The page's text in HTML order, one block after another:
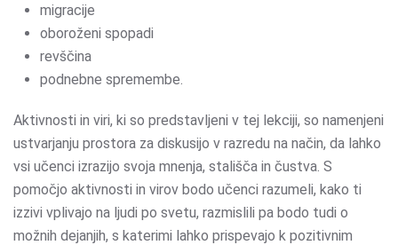
migracije
oboroženi spopadi
revščina
podnebne spremembe.
Aktivnosti in viri, ki so predstavljeni v tej lekciji, so namenjeni
ustvarjanju prostora za diskusijo v razredu na način, da lahko
vsi učenci izrazijo svoja mnenja, stališča in čustva. S
pomočjo aktivnosti in virov bodo učenci razumeli, kako ti
izzivi vplivajo na ljudi po svetu, razmislili pa bodo tudi o
možnih dejanjih, s katerimi lahko prispevajo k pozitivnim